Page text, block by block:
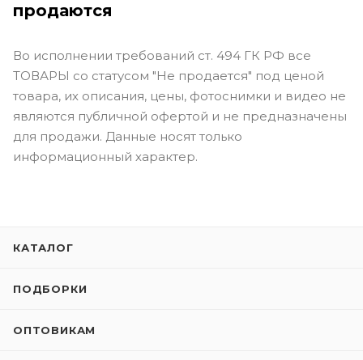
продаются
Во исполнении требований ст. 494 ГК РФ все
ТОВАРЫ со статусом "Не продается" под ценой
товара, их описания, цены, фотоснимки и видео не
являются публичной офертой и не предназначены
для продажи. Данные носят только
информационный характер.
КАТАЛОГ
ПОДБОРКИ
ОПТОВИКАМ